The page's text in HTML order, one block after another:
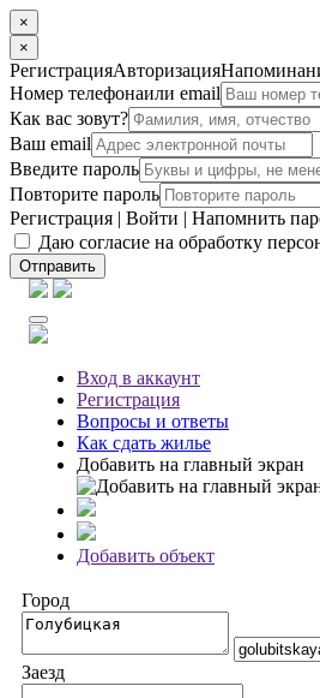
×
×
РегистрацияАвторизация
Номер телефонаили email
Как вас зовут?
Ваш email
Введите пароль
Повторите пароль
Регистрация | Войти | Напомнить
Даю согласие на обработку
Отправить
Вход в аккаунт
Регистрация
Вопросы и ответы
Как сдать жилье
Добавить на главный экран
Добавить объект
Город
Заезд